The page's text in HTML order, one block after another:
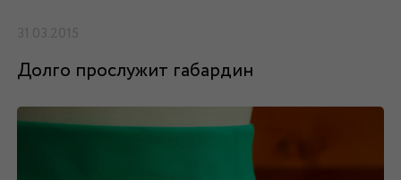
31.03.2015
Долго прослужит габардин